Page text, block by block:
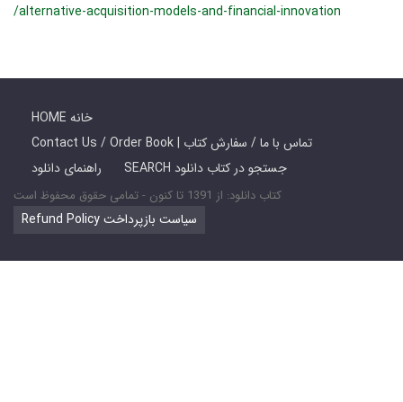
/alternative-acquisition-models-and-financial-innovation
HOME خانه
Contact Us / Order Book | تماس با ما / سفارش کتاب
راهنمای دانلود
SEARCH جستجو در کتاب دانلود
کتاب دانلود: از 1391 تا کنون - تمامی حقوق محفوظ است
Refund Policy سیاست بازپرداخت